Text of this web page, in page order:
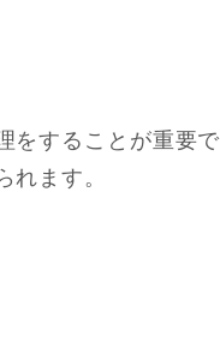
をすることが重要で
ます。